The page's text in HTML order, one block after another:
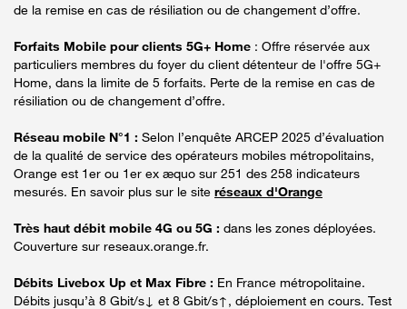
de la remise en cas de résiliation ou de changement d’offre.
Forfaits Mobile pour clients 5G+ Home : Offre réservée aux
particuliers membres du foyer du client détenteur de l'offre 5G+
Home, dans la limite de 5 forfaits. Perte de la remise en cas de
résiliation ou de changement d’offre.
Réseau mobile N°1 : Selon l’enquête ARCEP 2025 d’évaluation
de la qualité de service des opérateurs mobiles métropolitains,
Orange est 1er ou 1er ex æquo sur 251 des 258 indicateurs
mesurés. En savoir plus sur le site réseaux d'Orange
Très haut débit mobile 4G ou 5G : dans les zones déployées.
Couverture sur reseaux.orange.fr.
Débits Livebox Up et Max Fibre : En France métropolitaine.
Débits jusqu’à 8 Gbit/s↓ et 8 Gbit/s↑, déploiement en cours. Test